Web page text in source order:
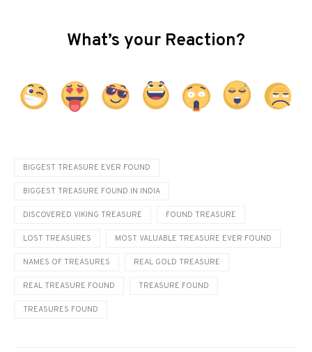
What’s your Reaction?
BIGGEST TREASURE EVER FOUND
BIGGEST TREASURE FOUND IN INDIA
DISCOVERED VIKING TREASURE FOUND TREASURE
LOST TREASURES MOST VALUABLE TREASURE EVER FOUND
NAMES OF TREASURES REAL GOLD TREASURE
REAL TREASURE FOUND TREASURE FOUND
TREASURES FOUND